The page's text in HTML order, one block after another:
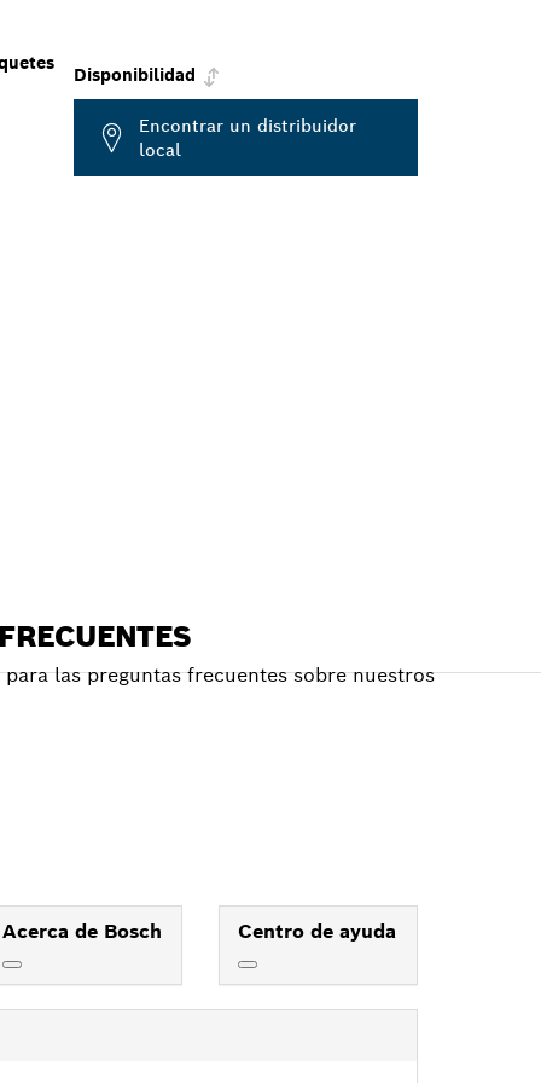
Disponibilidad
Encontrar un distribuidor
local
las preguntas frecuentes sobre nuestros
Acerca de Bosch Centro de ayuda